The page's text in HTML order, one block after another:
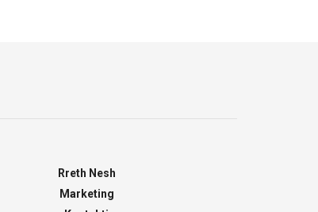
Rreth Nesh
Marketing